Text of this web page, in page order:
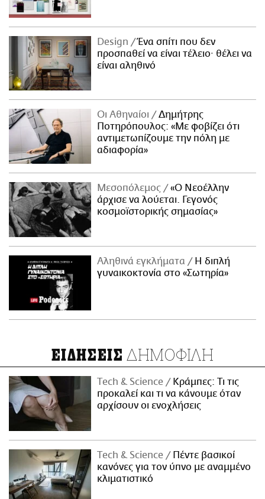
Design
Ένα σπίτι που δεν
προσπαθεί να είναι τέλειο· θέλει να
είναι αληθινό
Οι Αθηναίοι
Δημήτρης
Ποτηρόπουλος: «Με φοβίζει ότι
αντιμετωπίζουμε την πόλη με
αδιαφορία»
Μεσοπόλεμος
«Ο Νεοέλλην
άρχισε να λούεται. Γεγονός
κοσμοϊστορικής σημασίας»
Αληθινά εγκλήματα
Η διπλή
γυναικοκτονία στο «Σωτηρία»
ΕΙΔΗΣΕΙΣ ΔΗΜΟΦΙΛΗ
Τech & Science
Κράμπες: Τι τις
προκαλεί και τι να κάνουμε όταν
αρχίσουν οι ενοχλήσεις
Τech & Science
Πέντε βασικοί
κανόνες για τον ύπνο με αναμμένο
κλιματιστικό